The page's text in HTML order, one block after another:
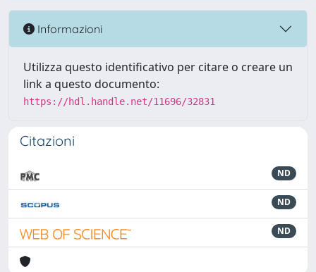
Informazioni
Utilizza questo identificativo per citare o creare un
link a questo documento:
https://hdl.handle.net/11696/32831
Citazioni
ND
ND
ND